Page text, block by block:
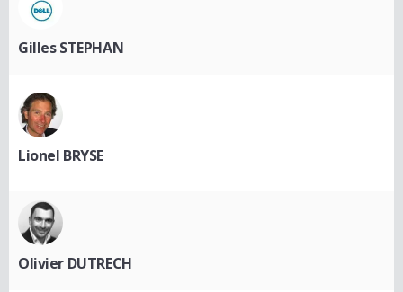
Gilles STEPHAN
Lionel BRYSE
Olivier DUTRECH